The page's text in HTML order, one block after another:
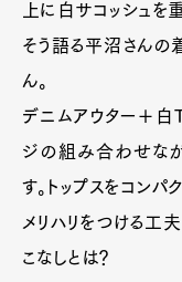
上に白サコッシュを
そう語る平沼さんの
ん。
デニムアウター＋白
ジの組み合わせなが
す。トップスをコンパ
メリハリをつける工
こなしとは？